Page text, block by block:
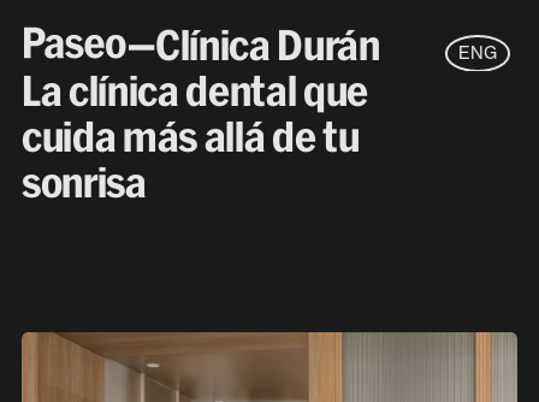
ENG
—Clínica Durán
La clínica dental que
cuida más allá de tu
sonrisa